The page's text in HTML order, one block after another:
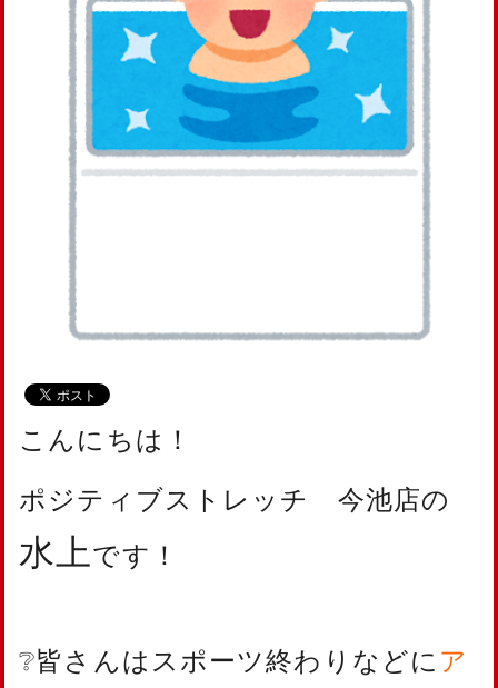
こんにちは！
ポジティブストレッチ 今池店の
水上 です！
❔皆さんはスポーツ終わりなどに ア